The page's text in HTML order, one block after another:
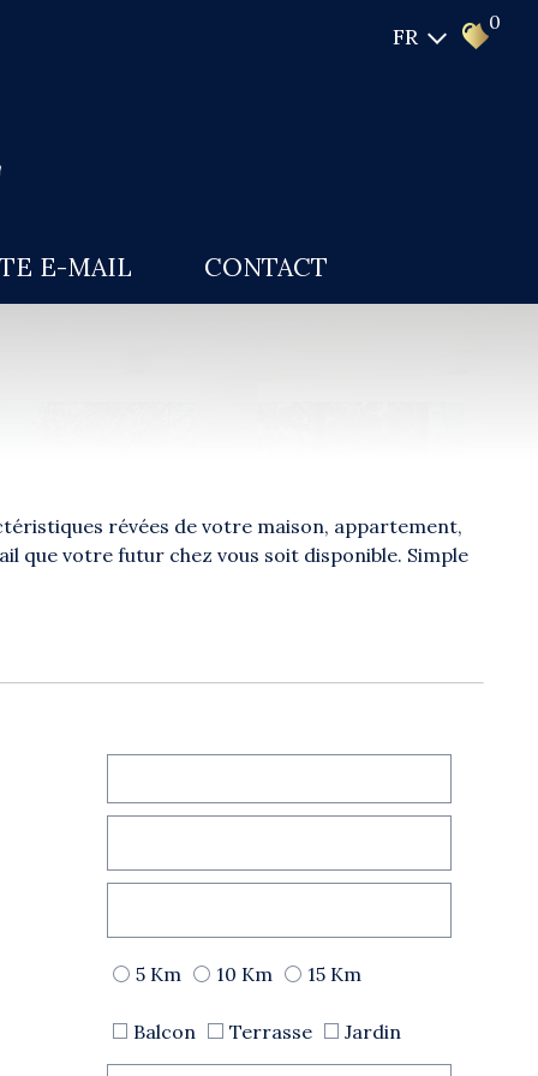
FR
0
E-MAIL CONTACT
révées de votre maison, appartement,
que votre futur chez vous soit disponible. Simple
5 Km 10 Km 15 Km
Balcon Terrasse Jardin